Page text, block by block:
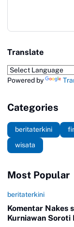
Translate
Powered by
Categories
beritaterkini
wisata
Most Popular
beritaterkini
Komentar Nakes
Kurniawan Soroti